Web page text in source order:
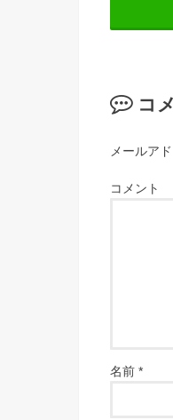
コ
メールア
コメント
名前 *